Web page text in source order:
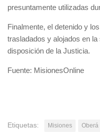
presuntamente utilizadas
Finalmente, el detenido y
trasladados y alojados en
disposición de la Justicia.
Fuente: MisionesOnline
Etiquetas: Misiones Oberá